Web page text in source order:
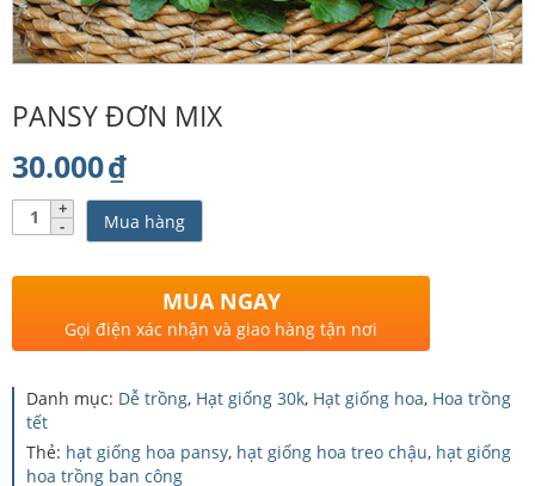
PANSY ĐƠN MIX
30.000₫
Số
lượng
Mua hàng
MUA NGAY
Gọi điện xác nhận và giao hàng tận nơi
Danh mục: Dễ trồng, Hạt giống 30k, Hạt giống hoa, Hoa trồng
tết
Thẻ: hạt giống hoa pansy, hạt giống hoa treo chậu, hạt giống
hoa trồng ban công